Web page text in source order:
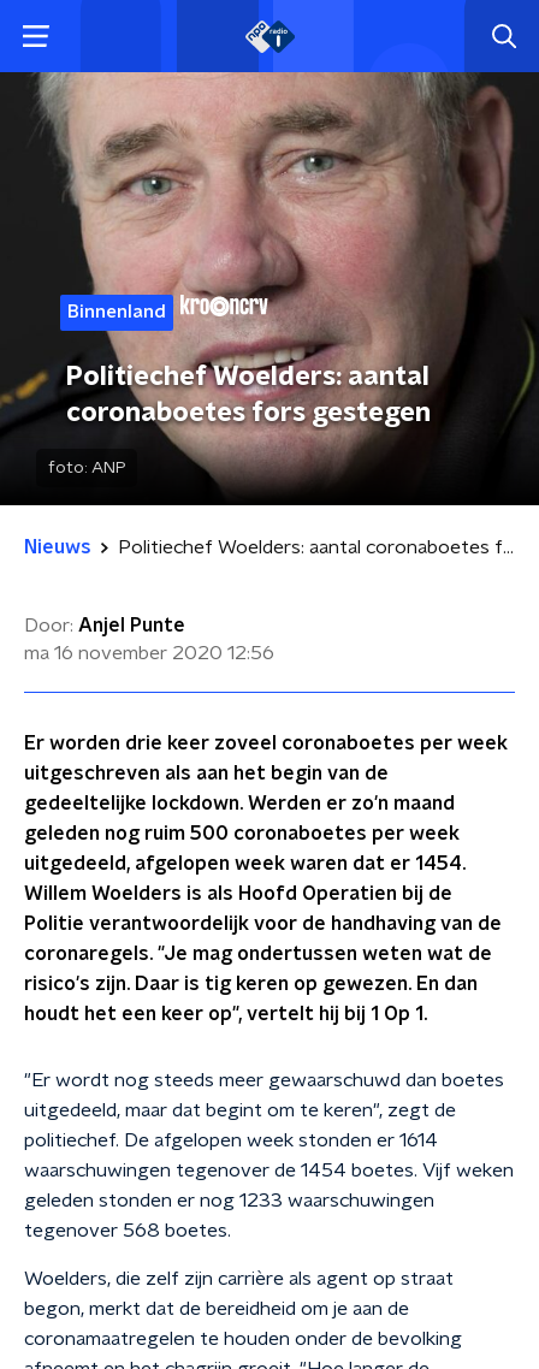
Binnenland
Politiechef Woelders: aantal
coronaboetes fors gestegen
foto: ANP
Nieuws Politiechef Woelders: aantal coronaboetes fors gestegen
Door: Anjel Punte
ma 16 november 2020 12:56
Er worden drie keer zoveel coronaboetes per week
uitgeschreven als aan het begin van de
gedeeltelijke lockdown. Werden er zo'n maand
geleden nog ruim 500 coronaboetes per week
uitgedeeld, afgelopen week waren dat er 1454.
Willem Woelders is als Hoofd Operatien bij de
Politie verantwoordelijk voor de handhaving van de
coronaregels. "Je mag ondertussen weten wat de
risico's zijn. Daar is tig keren op gewezen. En dan
houdt het een keer op", vertelt hij bij 1 Op 1.
"Er wordt nog steeds meer gewaarschuwd dan boetes
uitgedeeld, maar dat begint om te keren", zegt de
politiechef. De afgelopen week stonden er 1614
waarschuwingen tegenover de 1454 boetes. Vijf weken
geleden stonden er nog 1233 waarschuwingen
tegenover 568 boetes.
Woelders, die zelf zijn carrière als agent op straat
begon, merkt dat de bereidheid om je aan de
coronamaatregelen te houden onder de bevolking